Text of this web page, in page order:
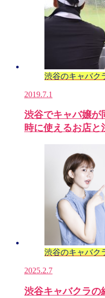
渋谷のキャバク
2019.7.1
渋谷でキャバ嬢が
時に使えるお店と
渋谷のキャバク
2025.2.7
渋谷キャバクラの